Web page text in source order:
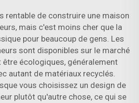
rentable de construire une maison
mais c'est moins cher que la
pour beaucoup de gens. Les
sont disponibles sur le marché
être écologiques, généralement
autant de matériaux recyclés.
vous choisissez un design de
plutôt qu'autre chose, ce qui se